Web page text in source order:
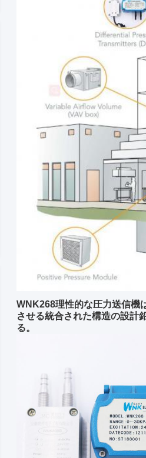
WNK268理性的な圧力送信機
させる統合された構造の設計
る。